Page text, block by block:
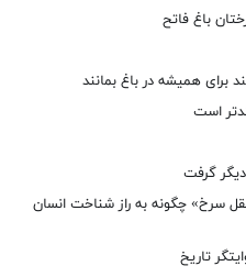
باغ فاتح
برای همیشه در باغ بمانند
است
گرفت
سرخ» چگونه به راز شناخت انسان
تاریخ